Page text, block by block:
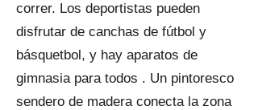
correr. Los deportistas pueden
disfrutar de canchas de fútbol y
básquetbol, y hay aparatos de
gimnasia para todos . Un pintoresco
sendero de madera conecta la zona